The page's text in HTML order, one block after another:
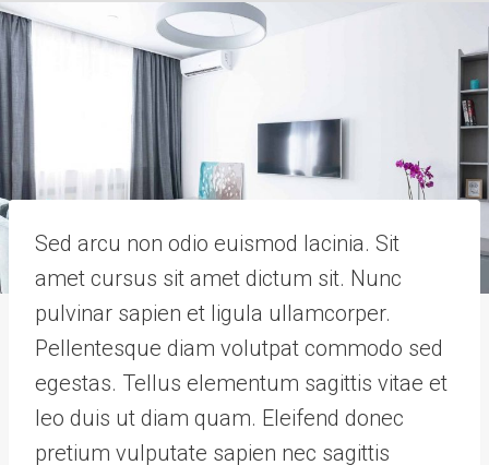
Sed arcu non odio euismod lacinia. Sit
amet cursus sit amet dictum sit. Nunc
pulvinar sapien et ligula ullamcorper.
Pellentesque diam volutpat commodo sed
egestas. Tellus elementum sagittis vitae et
leo duis ut diam quam. Eleifend donec
pretium vulputate sapien nec sagittis